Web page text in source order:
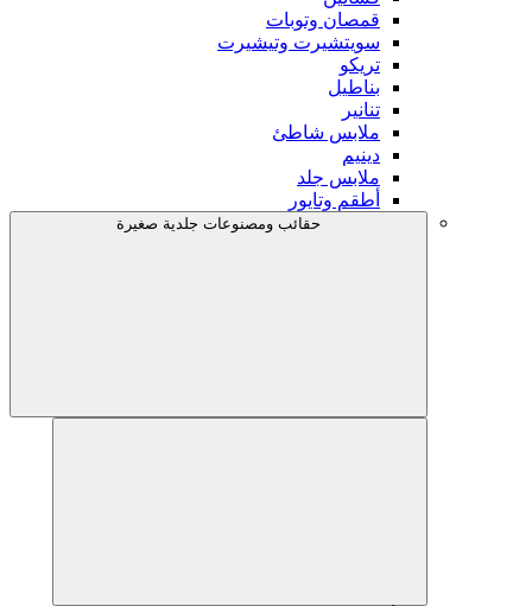
قمصان وتوبات
سويتشيرت وتيشيرت
تريكو
بناطيل
تنانير
ملابس شاطئ
دينيم
ملابس جلد
أطقم وتايور
حقائب ومصنوعات جلدية صغيرة